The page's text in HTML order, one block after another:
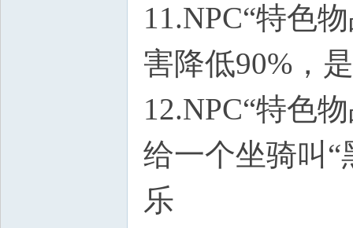
11.NPC“特色
害降低90%，
12.NPC“特色
给一个坐骑叫
乐